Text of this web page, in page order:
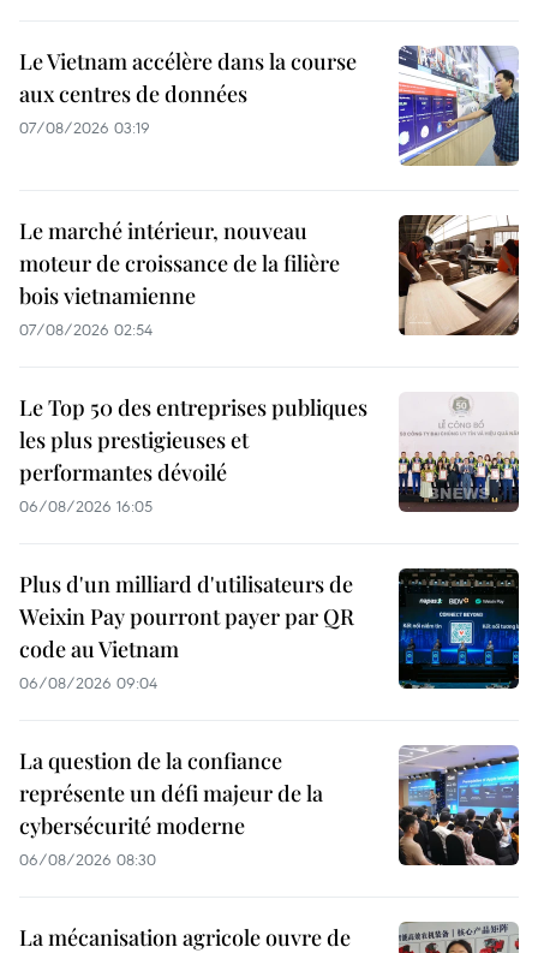
Le Vietnam accélère dans la course
aux centres de données
07/08/2026 03:19
Le marché intérieur, nouveau
moteur de croissance de la filière
bois vietnamienne
07/08/2026 02:54
Le Top 50 des entreprises publiques
les plus prestigieuses et
performantes dévoilé
06/08/2026 16:05
Plus d'un milliard d'utilisateurs de
Weixin Pay pourront payer par QR
code au Vietnam
06/08/2026 09:04
La question de la confiance
représente un défi majeur de la
cybersécurité moderne
06/08/2026 08:30
La mécanisation agricole ouvre de